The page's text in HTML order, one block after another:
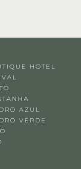
HOTEL
AZUL
VERDE